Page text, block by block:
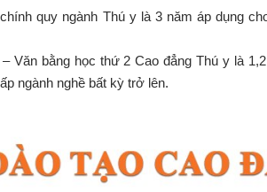
quy ngành Thú y là 3 năm áp dụng
Văn bằng học thứ 2 Cao đẳng Thú y là
ngành nghề bất kỳ trở lên.